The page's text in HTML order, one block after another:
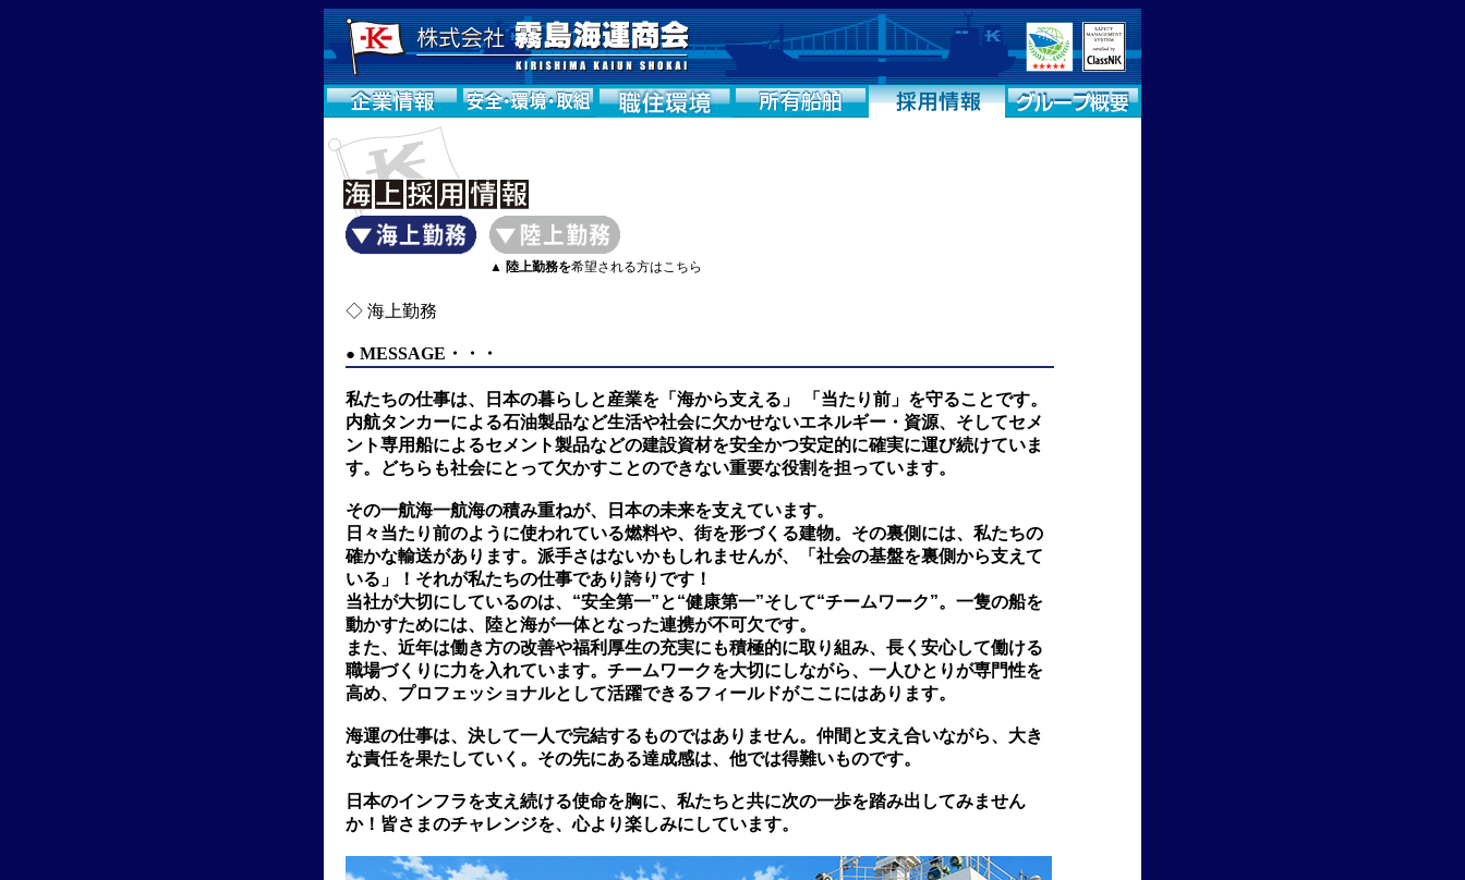
▲ 陸上勤務を希望される方はこちら
◇ 海上勤務
● MESSAGE ・・・
私たちの仕事は、日本の暮らしと産業を「海から支える」 「当たり前」を守ることです。
内航タンカーによる石油製品など生活や社会に欠かせないエネルギー・資源、そしてセメ
ント専用船によるセメント製品などの建設資材を安全かつ安定的に確実に運び続けていま
す。どちらも社会にとって欠かすことのできない重要な役割を担っています。
その一航海一航海の積み重ねが、日本の未来を支えています。
日々当たり前のように使われている燃料や、街を形づくる建物。その裏側には、私たちの
確かな輸送があります。派手さはないかもしれませんが、「社会の基盤を裏側から支えて
いる」！それが私たちの仕事であり誇りです！
当社が大切にしているのは、“安全第一”と“健康第一”そして“チームワーク”。一隻の船を
動かすためには、陸と海が一体となった連携が不可欠です。
また、近年は働き方の改善や福利厚生の充実にも積極的に取り組み、長く安心して働ける
職場づくりに力を入れています。チームワークを大切にしながら、一人ひとりが専門性を
高め、プロフェッショナルとして活躍できるフィールドがここにはあります。
海運の仕事は、決して一人で完結するものではありません。仲間と支え合いながら、大き
な責任を果たしていく。その先にある達成感は、他では得難いものです。
日本のインフラを支え続ける使命を胸に、私たちと共に次の一歩を踏み出してみません
か！皆さまのチャレンジを、心より楽しみにしています。